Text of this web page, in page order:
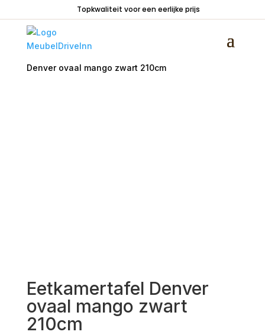
Topkwaliteit voor een eerlijke prijs
Denver ovaal mango zwart 210cm
Eetkamertafel Denver
ovaal mango zwart
210cm